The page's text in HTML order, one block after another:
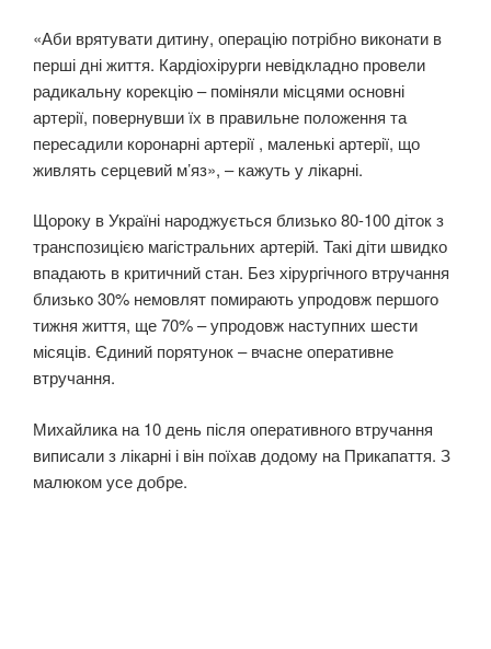
«Аби врятувати дитину, операцію потрібно виконати в
перші дні життя. Кардіохірурги невідкладно провели
радикальну корекцію – поміняли місцями основні
артерії, повернувши їх в правильне положення та
пересадили коронарні артерії , маленькі артерії, що
живлять серцевий м’яз», – кажуть у лікарні.
Щороку в Україні народжується близько 80-100 діток з
транспозицією магістральних артерій. Такі діти швидко
впадають в критичний стан. Без хірургічного втручання
близько 30% немовлят помирають упродовж першого
тижня життя, ще 70% – упродовж наступних шести
місяців. Єдиний порятунок – вчасне оперативне
втручання.
Михайлика на 10 день після оперативного втручання
виписали з лікарні і він поїхав додому на Прикапаття. З
малюком усе добре.